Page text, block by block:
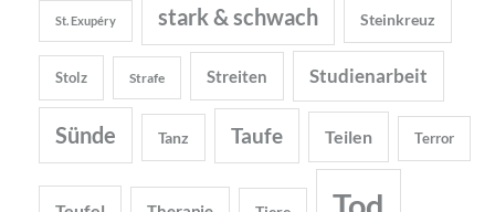
St. Exupéry stark & schwach Steinkreuz
Stolz Strafe Streiten Studienarbeit
Sünde Tanz Taufe Teilen Terror